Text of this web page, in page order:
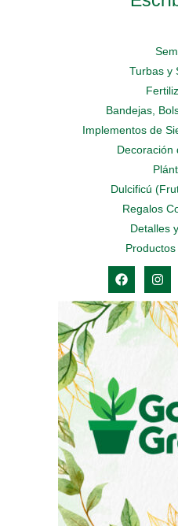
Turbas y
Bandejas,
Implementos de
Decoración
Dulcificú
Regalos
Detalles